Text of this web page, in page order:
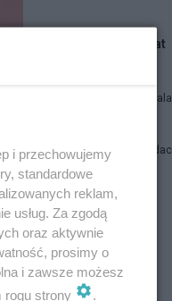
Blogi na ten temat
Siukum Balala
Stary
report
Napisz notkę
i przechowujemy
standardowe
reklam,
usług. Za zgodą
oraz aktywnie
prosimy o
i zawsze możesz
rogu strony
.